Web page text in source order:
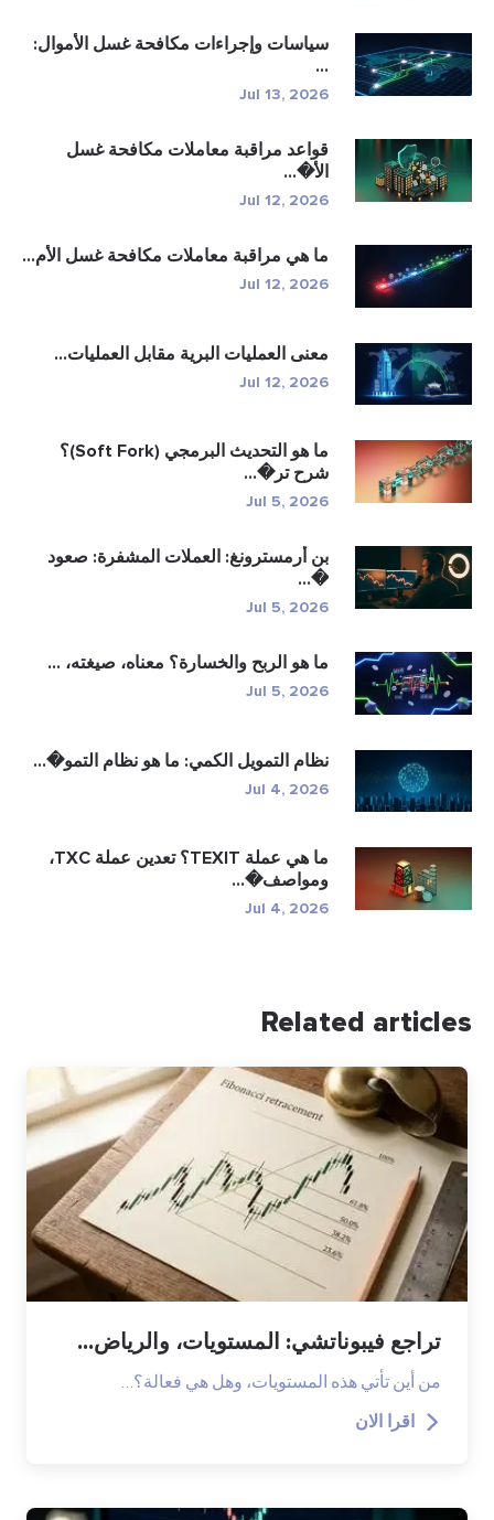
سياسات وإجراءات مكافحة غسل الأموال:
...
Jul 13, 2026
قواعد مراقبة معاملات مكافحة غسل
الأ�...
Jul 12, 2026
ما هي مراقبة معاملات مكافحة غسل الأم...
Jul 12, 2026
معنى العمليات البرية مقابل العمليات...
Jul 12, 2026
ما هو التحديث البرمجي (Soft Fork)؟
شرح تر�...
Jul 5, 2026
بن أرمسترونغ: العملات المشفرة: صعود
�...
Jul 5, 2026
ما هو الربح والخسارة؟ معناه، صيغته، ...
Jul 5, 2026
نظام التمويل الكمي: ما هو نظام التمو�...
Jul 4, 2026
ما هي عملة TEXIT؟ تعدين عملة TXC،
ومواصف�...
Jul 4, 2026
Related articles
تراجع فيبوناتشي: المستويات، والرياض...
من أين تأتي هذه المستويات، وهل هي فعالة؟…
اقرا الان